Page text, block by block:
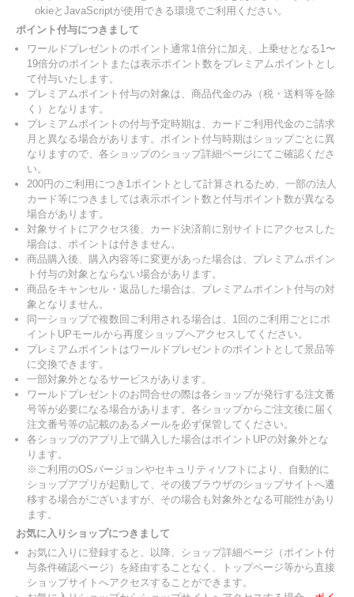
okieとJavaScriptが使用できる環境でご利用ください。
ポイント付与につきまして
ワールドプレゼントのポイント通常1倍分に加え、上乗せとなる1〜
19倍分のポイントまたは表示ポイント数をプレミアムポイントとし
て付与いたします。
プレミアムポイント付与の対象は、商品代金のみ（税・送料等を除
く）となります。
プレミアムポイントの付与予定時期は、カードご利用代金のご請求
月と異なる場合があります。ポイント付与時期はショップごとに異
なりますので、各ショップのショップ詳細ページにてご確認くださ
い。
200円のご利用につき1ポイントとして計算されるため、一部の法人
カード等につきましては表示ポイント数と付与ポイント数が異なる
場合があります。
対象サイトにアクセス後、カード決済前に別サイトにアクセスした
場合は、ポイントは付きません。
商品購入後、購入内容等に変更があった場合は、プレミアムポイン
ト付与の対象とならない場合があります。
商品をキャンセル・返品した場合は、プレミアムポイント付与の対
象となりません。
同一ショップで複数回ご利用される場合は、1回のご利用ごとにポ
イントUPモールから再度ショップへアクセスしてください。
プレミアムポイントはワールドプレゼントのポイントとして景品等
に交換できます。
一部対象外となるサービスがあります。
ワールドプレゼントのお問合せの際は各ショップが発行する注文番
号等が必要になる場合があります。各ショップからご注文後に届く
注文番号等の記載のあるメールを必ず保管してください。
各ショップのアプリ上で購入した場合はポイントUPの対象外とな
ります。
※ご利用のOSバージョンやセキュリティソフトにより、自動的に
ショップアプリが起動して、その後ブラウザのショップサイトへ遷
移する場合がございますが、その場合も対象外となる可能性があり
ます。
お気に入りショップにつきまして
お気に入りに登録すると、以降、ショップ詳細ページ（ポイント付
与条件確認ページ）を経由することなく、トップページ等から直接
ショップサイトへアクセスすることができます。